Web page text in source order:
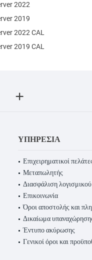
2022
2019
2022 CAL
2019 CAL
ΥΠΗΡΕΣΊΑ
Επιχειρηματικοί
Μεταπωλητής
Διασφάλιση λογισμικού
Επικοινωνία
Όροι αποστολής και
Δικαίωμα
Έντυπο ακύρωσης
Γενικοί όροι και